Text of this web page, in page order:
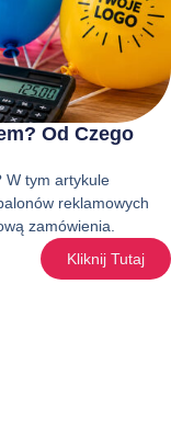
Od Czego
W tym artykule
reklamowych
zamówienia.
Kliknij Tutaj